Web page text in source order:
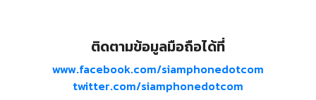
ติดตามข้อมูลมือถือได้ที่
www.facebook.com/siamphonedotcom
twitter.com/siamphonedotcom